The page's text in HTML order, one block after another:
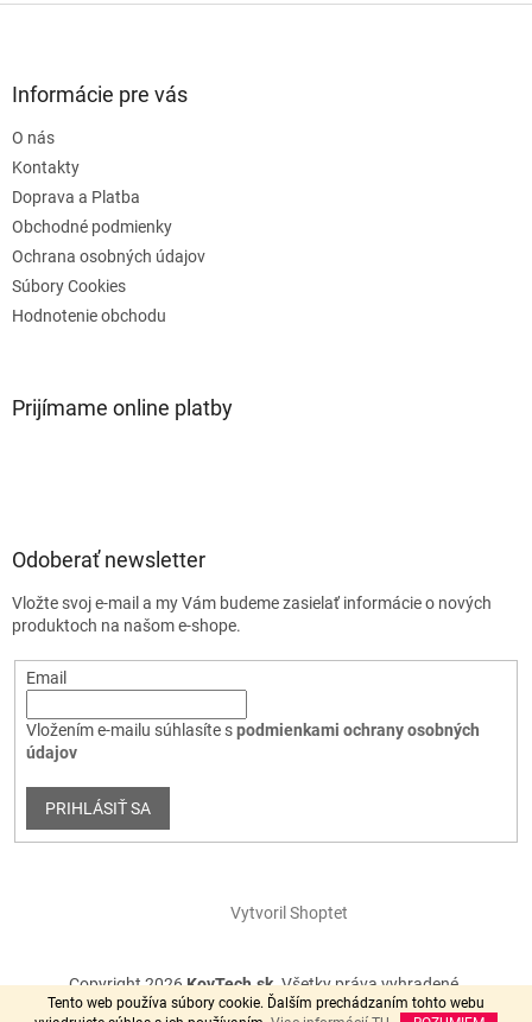
Tento web používa súbory cookie. Ďalším prechádzaním tohto webu
Informácie pre vás
O nás
Kontakty
Doprava a Platba
Obchodné podmienky
Ochrana osobných údajov
Súbory Cookies
Hodnotenie obchodu
Prijímame online platby
Odoberať newsletter
Vložte svoj e-mail a my Vám budeme zasielať informácie o nových
produktoch na našom e-shope.
Email
Vložením e-mailu súhlasíte spodmienkami ochrany osobných
údajov
PRIHLÁSIŤ SA
Vytvoril Shoptet
Copyright 2026KovTech.sk. Všetky práva vyhradené.